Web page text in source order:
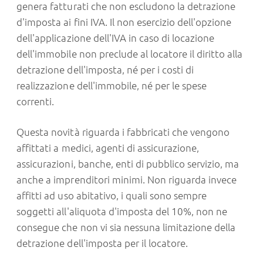
genera fatturati che non escludono la detrazione
d'imposta ai fini IVA. Il non esercizio dell'opzione
dell'applicazione dell'IVA in caso di locazione
dell'immobile non preclude al locatore il diritto alla
detrazione dell'imposta, né per i costi di
realizzazione dell'immobile, né per le spese
correnti.
Questa novità riguarda i fabbricati che vengono
affittati a medici, agenti di assicurazione,
assicurazioni, banche, enti di pubblico servizio, ma
anche a imprenditori minimi. Non riguarda invece
affitti ad uso abitativo, i quali sono sempre
soggetti all'aliquota d'imposta del 10%, non ne
consegue che non vi sia nessuna limitazione della
detrazione dell'imposta per il locatore.